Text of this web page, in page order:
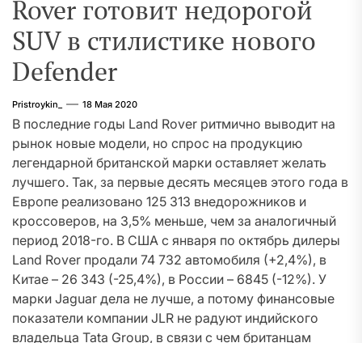
Rover готовит недорогой
SUV в стилистике нового
Defender
Pristroykin_ 18 Мая 2020
В последние годы Land Rover ритмично выводит на
рынок новые модели, но спрос на продукцию
легендарной британской марки оставляет желать
лучшего. Так, за первые десять месяцев этого года в
Европе реализовано 125 313 внедорожников и
кроссоверов, на 3,5% меньше, чем за аналогичный
период 2018-го. В США с января по октябрь дилеры
Land Rover продали 74 732 автомобиля (+2,4%), в
Китае – 26 343 (-25,4%), в России – 6845 (-12%). У
марки Jaguar дела не лучше, а потому финансовые
показатели компании JLR не радуют индийского
владельца Tata Group, в связи с чем британцам